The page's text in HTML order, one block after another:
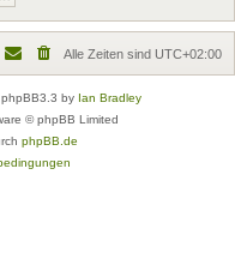
Alle Zeiten sind UTC+02:00
by Ian Bradley
© phpBB Limited
phpBB.de